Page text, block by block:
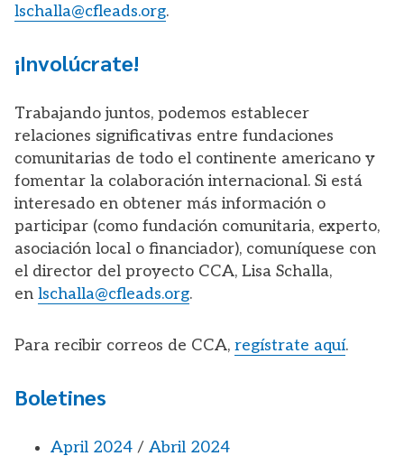
lschalla@cfleads.org.
¡Involúcrate!
Trabajando juntos, podemos establecer
relaciones significativas entre fundaciones
comunitarias de todo el continente americano y
fomentar la colaboración internacional. Si está
interesado en obtener más información o
participar (como fundación comunitaria, experto,
asociación local o financiador), comuníquese con
el director del proyecto CCA, Lisa Schalla,
en lschalla@cfleads.org.
Para recibir correos de CCA, regístrate aquí.
Boletines
April 2024 / Abril 2024